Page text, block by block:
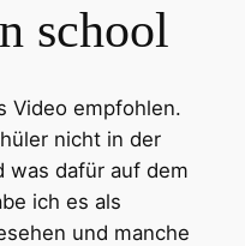
school
Video empfohlen.
nicht in der
was dafür auf dem
ich es als
und manche